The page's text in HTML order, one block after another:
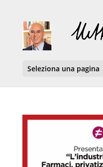
Seleziona una pagina